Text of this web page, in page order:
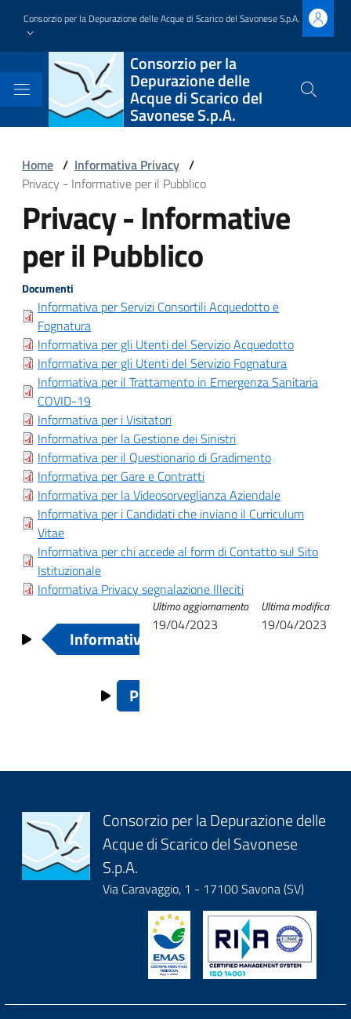
contenuto
Consorzio per la Depurazione delle Acque di Scarico del Savonese S.p.A.
Block
it-
block-
brandingdelsito
Consorzio per la
Depurazione delle
Acque di Scarico del
Savonese S.p.A.
Cerca
sito
Block
it-
block-
italiagov-
breadcrumbs
Home / Informativa Privacy /
Privacy - Informative per il Pubblico
Block
it-
block-
italiagov-
page-
title
Privacy - Informative
per il Pubblico
Block
it-
block-
italiagov-
content
Documenti
Informativa per Servizi Consortili Acquedotto e
Fognatura
Informativa per gli Utenti del Servizio Acquedotto
Informativa per gli Utenti del Servizio Fognatura
Informativa per il Trattamento in Emergenza Sanitaria
COVID-19
Informativa per i Visitatori
Informativa per la Gestione dei Sinistri
Informativa per il Questionario di Gradimento
Informativa per Gare e Contratti
Informativa per la Videosorveglianza Aziendale
Informativa per i Candidati che inviano il Curriculum
Vitae
Informativa per chi accede al form di Contatto sul Sito
Istituzionale
Informativa Privacy segnalazione Illeciti
Ultima modifica
19/04/2023
Ultimo aggiornamento
19/04/2023
Link
di
attraversamento
per
Privacy
Informative
Informativa Privacy
Su
Privacy - Informative ad uso
Block
it-
block-
logoeintestazionedelsito
Consorzio per la Depurazione delle
Acque di Scarico del Savonese
S.p.A.
Via Caravaggio, 1 - 17100 Savona (SV)